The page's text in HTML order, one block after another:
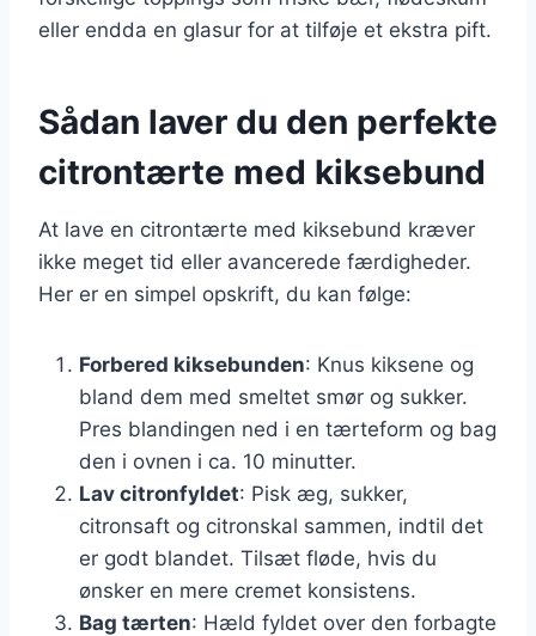
eller endda en glasur for at tilføje et ekstra pift.
Sådan laver du den perfekte
citrontærte med kiksebund
At lave en citrontærte med kiksebund kræver
ikke meget tid eller avancerede færdigheder.
Her er en simpel opskrift, du kan følge:
Forbered kiksebunden: Knus kiksene og
bland dem med smeltet smør og sukker.
Pres blandingen ned i en tærteform og bag
den i ovnen i ca. 10 minutter.
Lav citronfyldet: Pisk æg, sukker,
citronsaft og citronskal sammen, indtil det
er godt blandet. Tilsæt fløde, hvis du
ønsker en mere cremet konsistens.
Bag tærten: Hæld fyldet over den forbagte